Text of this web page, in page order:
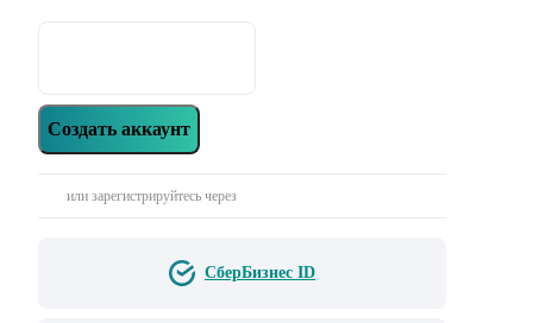
Создать аккаунт
или зарегистрируйтесь через
СберБизнес ID